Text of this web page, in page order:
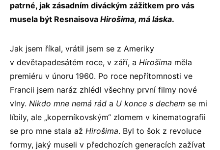
patrné, jak zásadním diváckým zážitkem pro vás
musela být Resnaisova Hirošima, má láska.
Jak jsem říkal, vrátil jsem se z Ameriky
v devětapadesátém roce, v září, a Hirošima měla
premiéru v únoru 1960. Po roce nepřítomnosti ve
Francii jsem naráz zhlédl všechny první filmy nové
vlny. Nikdo mne nemá rád a U konce s dechem se mi
líbily, ale „koperníkovským“ zlomem v kinematografii
se pro mne stala až Hirošima. Byl to šok z revoluce
formy, jaký museli v předchozích generacích zažívat